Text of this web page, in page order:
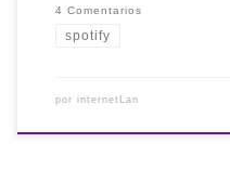
4 Comentarios
spotify
por internetLan